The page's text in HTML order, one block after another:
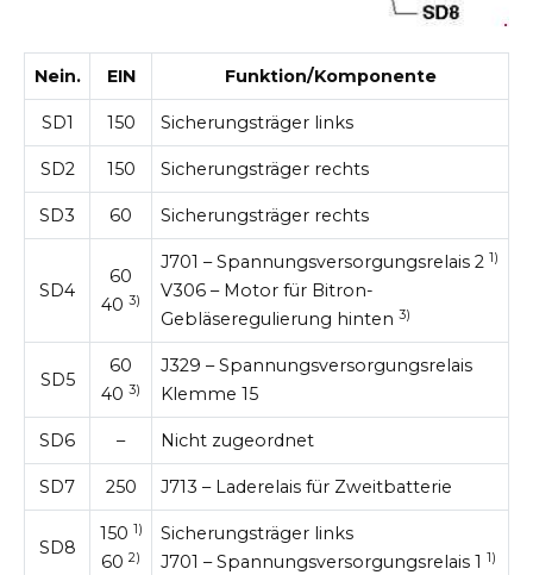
Nein. EIN Funktion/Komponente
SD1 150 Sicherungsträger links
SD2 150 Sicherungsträger rechts
SD3 60 Sicherungsträger rechts
SD4
60
40 3)
J701 – Spannungsversorgungsrelais 2 1)
V306 – Motor für Bitron-
Gebläseregulierung hinten3)
SD5
60
40 3)
J329 – Spannungsversorgungsrelais
Klemme 15
SD6 – Nicht zugeordnet
SD7 250 J713 – Laderelais für Zweitbatterie
SD8
150 1)
60 2)
Sicherungsträger links
J701 – Spannungsversorgungsrelais 1 1)